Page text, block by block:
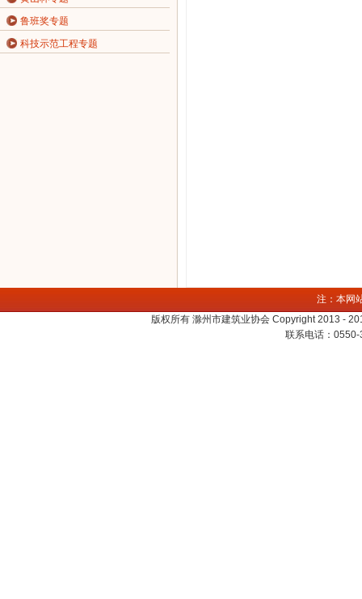
鲁班奖专题
科技示范工程专题
注：本网
版权所有 滁州市建筑业协会 Copyright 2013 -
联系电话：